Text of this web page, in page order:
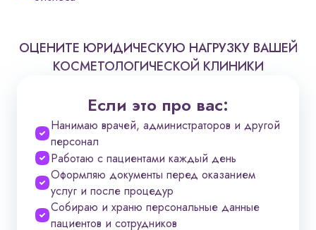
ОЦЕНИТЕ ЮРИДИЧЕСКУЮ НАГРУЗКУ ВАШЕЙ
КОСМЕТОЛОГИЧЕСКОЙ КЛИНИКИ
Если это про вас:
Нанимаю врачей, администраторов и другой
персонал
Работаю с пациентами каждый день
Оформляю документы перед оказанием
услуг и после процедур
Собираю и храню персональные данные
пациентов и сотрудников